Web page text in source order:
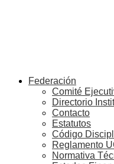
Federación
Comité
Directorio
Contacto
Estatutos
Código
Reglamento
Normativa